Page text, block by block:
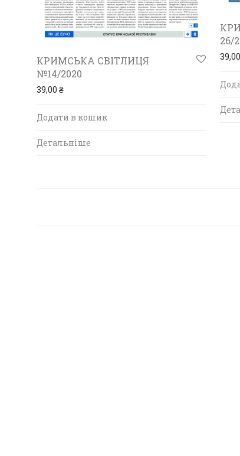
КРИМСЬКА СВІТЛИЦЯ
№14/2020
39,00 ₴
Додати в кошик
Детальніше
26/
39,00